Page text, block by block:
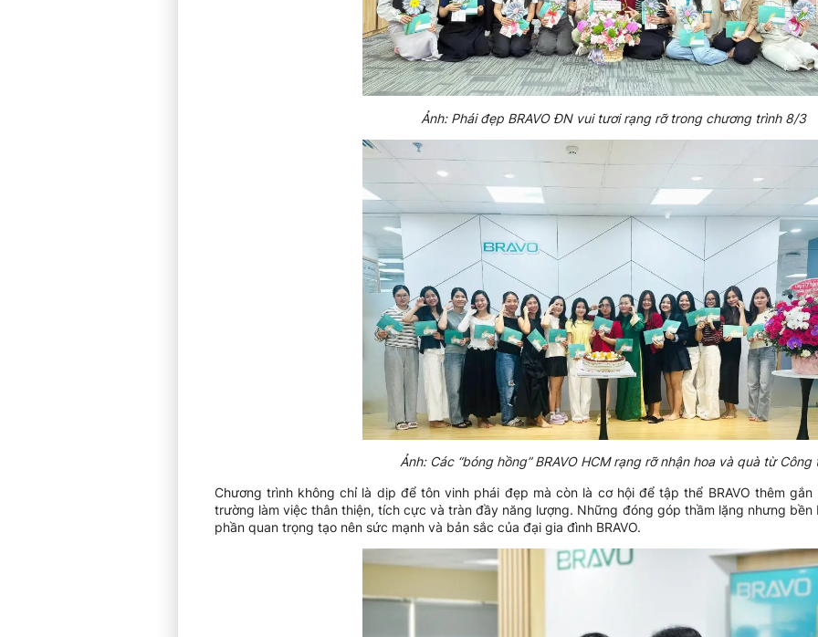
Ảnh: Phái đẹp BRAVO ĐN vui tươi rạng rỡ trong chương trình 8/3
Ảnh: Các “bóng hồng” BRAVO HCM rạng rỡ nhận hoa và quà từ Công
Chương trình không chỉ là dịp để tôn vinh phái đẹp mà còn là cơ hội để tập thể BRAVO thêm
trường làm việc thân thiện, tích cực và tràn đầy năng lượng. Những đóng góp thầm lặng nhưng bền
phần quan trọng tạo nên sức mạnh và bản sắc của đại gia đình BRAVO.